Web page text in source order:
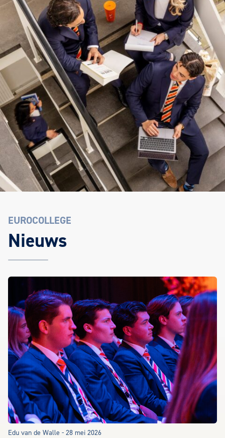
EUROCOLLEGE
Nieuws
Edu van de Walle - 28 mei 2026